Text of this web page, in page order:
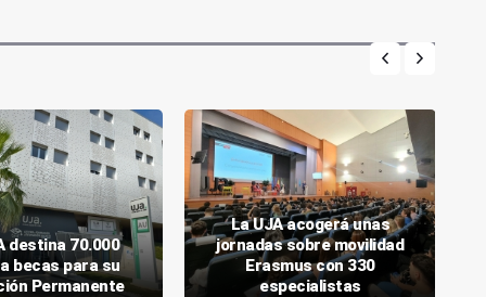
destina 70.000
becas para su
Permanente
La UJA acogerá unas
jornadas sobre movilidad
Erasmus con 330
especialistas